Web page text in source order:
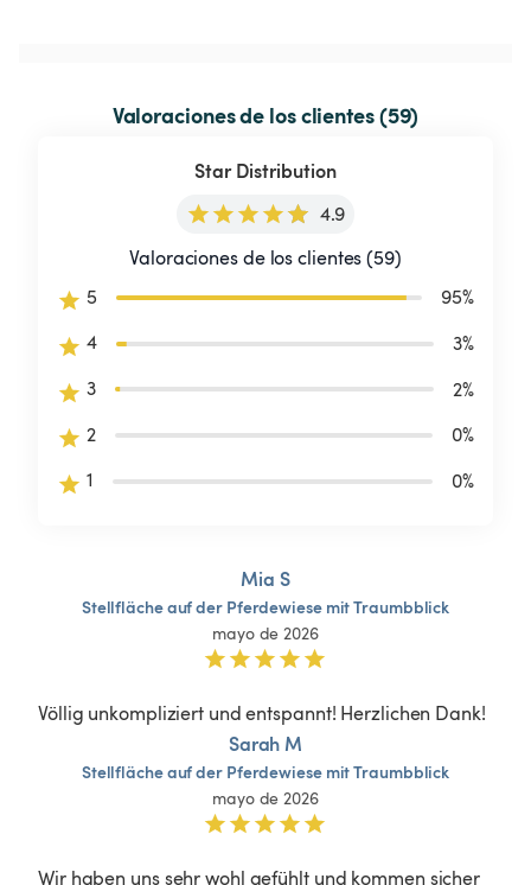
Valoraciones de los clientes (59)
Star Distribution
4.9
Valoraciones de los clientes (59)
5
95%
4
3%
3
2%
2
0%
1
0%
Mia S
Stellflächeaufder Pferdewiese mitTraumbblick
mayo de 2026
Völlig unkompliziert und entspannt! Herzlichen Dank!
Sarah M
Stellflächeaufder Pferdewiese mitTraumbblick
mayo de 2026
Wir haben uns sehr wohl gefühlt und kommen sicher